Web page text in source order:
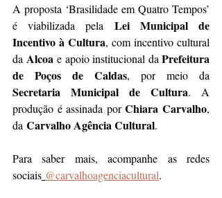
A proposta ‘Brasilidade em Quatro Tempos’
é viabilizada pela Lei Municipal de
Incentivo à Cultura, com incentivo cultural
da Alcoa e apoio institucional da Prefeitura
de Poços de Caldas
Secretaria Municipal de Cultura. A
produção é assinada por Chiara Carvalho,
da Carvalho Agência Cultural.
Para saber mais, acompanhe as redes
sociais @carvalhoagenciacultural.